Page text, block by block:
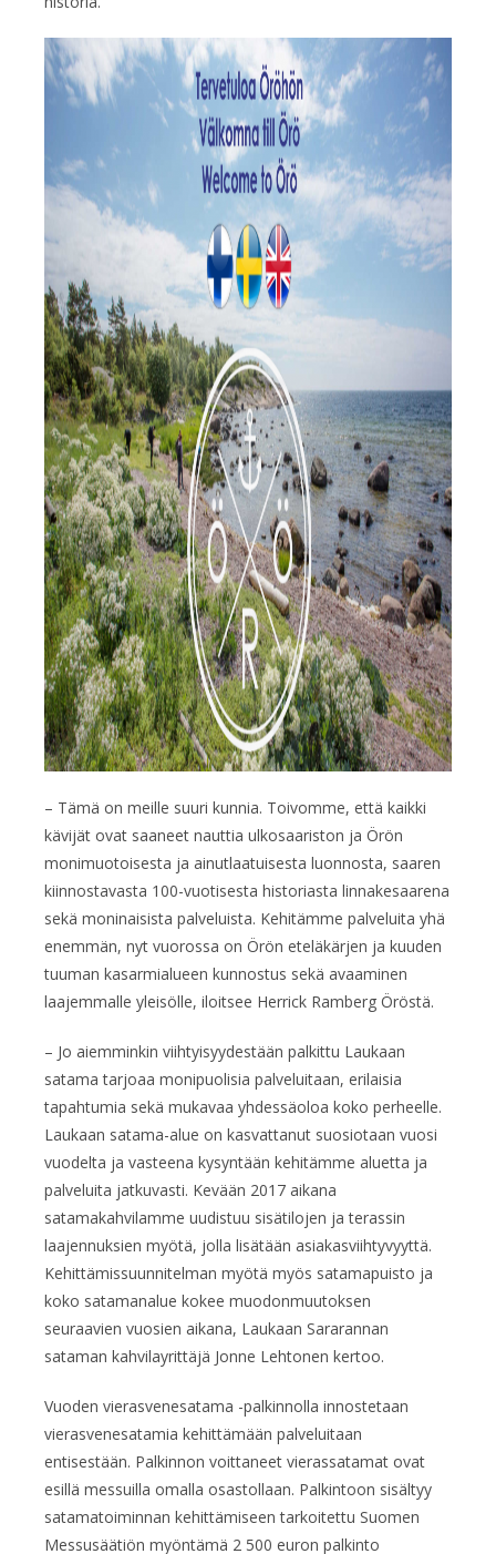
– Tämä on meille suuri kunnia. Toivomme, että kaikki
kävijät ovat saaneet nauttia ulkosaariston ja Örön
monimuotoisesta ja ainutlaatuisesta luonnosta, saaren
kiinnostavasta 100-vuotisesta historiasta linnakesaarena
sekä moninaisista palveluista. Kehitämme palveluita yhä
enemmän, nyt vuorossa on Örön eteläkärjen ja kuuden
tuuman kasarmialueen kunnostus sekä avaaminen
laajemmalle yleisölle, iloitsee Herrick Ramberg Öröstä.
– Jo aiemminkin viihtyisyydestään palkittu Laukaan
satama tarjoaa monipuolisia palveluitaan, erilaisia
tapahtumia sekä mukavaa yhdessäoloa koko perheelle.
Laukaan satama-alue on kasvattanut suosiotaan vuosi
vuodelta ja vasteena kysyntään kehitämme aluetta ja
palveluita jatkuvasti. Kevään 2017 aikana
satamakahvilamme uudistuu sisätilojen ja terassin
laajennuksien myötä, jolla lisätään asiakasviihtyvyyttä.
Kehittämissuunnitelman myötä myös satamapuisto ja
koko satamanalue kokee muodonmuutoksen
seuraavien vuosien aikana, Laukaan Sararannan
sataman kahvilayrittäjä Jonne Lehtonen kertoo.
Vuoden vierasvenesatama -palkinnolla innostetaan
vierasvenesatamia kehittämään palveluitaan
entisestään. Palkinnon voittaneet vierassatamat ovat
esillä messuilla omalla osastollaan. Palkintoon sisältyy
satamatoiminnan kehittämiseen tarkoitettu Suomen
Messusäätiön myöntämä 2 500 euron palkinto